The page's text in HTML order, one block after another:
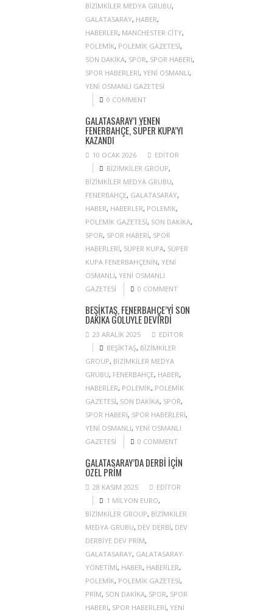
BIZIMKILER MEDYA GRUBU,
GALATASARAY, HABER,
HABERLER, MANCHESTER CITY,
POLEMIK, POLEMIK GAZETESI,
SON DAKIKA, SPOR, SPOR HABERI,
SPOR HABERLERI, YENI OSMANLI,
YENI OSMANLI GAZETESI
0 COMMENT
GALATASARAY’I YENEN
FENERBAHÇE, SÜPER KUPA’YI
KAZANDI
10 OCAK 2026
EDITOR
BIZIMKILER GROUP,
BIZIMKILER MEDYA GRUBU,
FENERBAHÇE, GALATASARAY,
HABER, HABERLER, POLEMIK,
POLEMIK GAZETESI, SON DAKIKA,
SPOR, SPOR HABERI, SPOR
HABERLERI, SÜPER KUPA, SÜPER
KUPA FENERBAHÇENIN, YENI
OSMANLI, YENI OSMANLI
GAZETESI
0 COMMENT
BEŞIKTAŞ, FENERBAHÇE’YI SON
DAKIKA GOLÜYLE DEVIRDI
23 ARALIK 2025
EDITOR
BEŞIKTAŞ, BIZIMKILER
GROUP, BIZIMKILER MEDYA
GRUBU, FENERBAHÇE, HABER,
HABERLER, POLEMIK, POLEMIK
GAZETESI, SON DAKIKA, SPOR,
SPOR HABERI, SPOR HABERLERI,
YENI OSMANLI, YENI OSMANLI
GAZETESI
0 COMMENT
GALATASARAY’DA DERBI IÇIN
ÖZEL PRIM
28 KASIM 2025
EDITOR
1 MILYON EURO,
BIZIMKILER GROUP, BIZIMKILER
MEDYA GRUBU, DEV DERBI, DEV
DERBIYE DEV PRIM,
GALATASARAY, GALATASARAY
YÖNETIMI, HABER, HABERLER,
POLEMIK, POLEMIK GAZETESI,
PRIM, SON DAKIKA, SPOR, SPOR
HABERI, SPOR HABERLERI, YENI